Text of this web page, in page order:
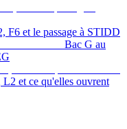
F6 et le passage à STIDD
Bac G au
et ce qu'elles ouvrent